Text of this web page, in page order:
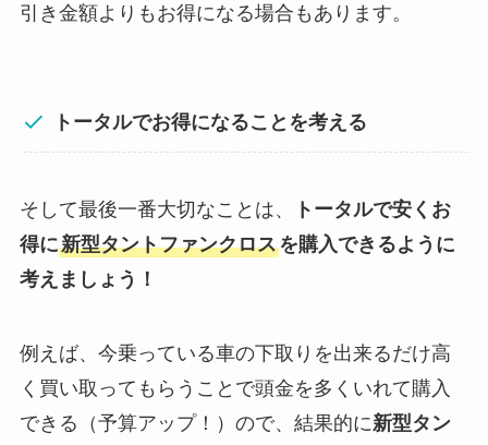
引き金額よりもお得になる場合もあります。
トータルでお得になることを考える
そして最後一番大切なことは、
トータルで安くお
得に新型タントファンクロスを購入できるように
考えましょう！
例えば、今乗っている車の下取りを出来るだけ高
く買い取ってもらうことで頭金を多くいれて購入
できる（予算アップ！）ので、結果的に新型タン